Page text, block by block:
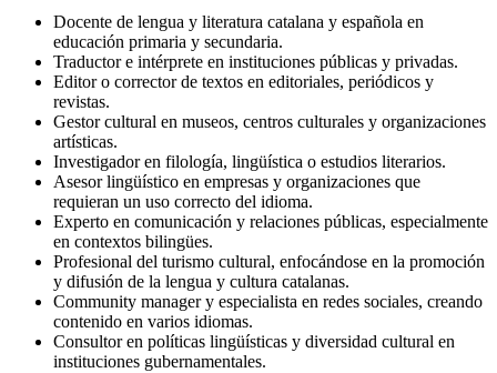
Docente de lengua y literatura catalana y española en
educación primaria y secundaria.
Traductor e intérprete en instituciones públicas y privadas.
Editor o corrector de textos en editoriales, periódicos y
revistas.
Gestor cultural en museos, centros culturales y organizaciones
artísticas.
Investigador en filología, lingüística o estudios literarios.
Asesor lingüístico en empresas y organizaciones que
requieran un uso correcto del idioma.
Experto en comunicación y relaciones públicas, especialmente
en contextos bilingües.
Profesional del turismo cultural, enfocándose en la promoción
y difusión de la lengua y cultura catalanas.
Community manager y especialista en redes sociales, creando
contenido en varios idiomas.
Consultor en políticas lingüísticas y diversidad cultural en
instituciones gubernamentales.